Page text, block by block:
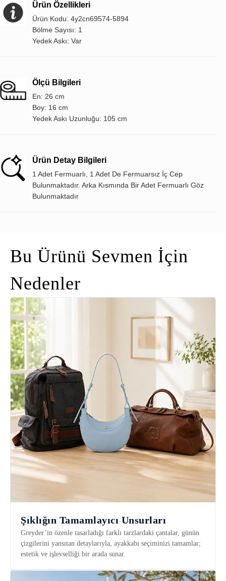
Ürün Özellikleri
Ürün Kodu: 4y2cn69574-5894
Bölme Sayısı: 1
Yedek Askı: Var
Ölçü Bilgileri
En: 26 cm
Boy: 16 cm
Yedek Askı Uzunluğu: 105 cm
Ürün Detay Bilgileri
1 Adet Fermuarlı, 1 Adet De Fermuarsız İç Cep
Bulunmaktadır. Arka Kısmında Bir Adet Fermuarlı Göz
Bulunmaktadır
Bu Ürünü Sevmen İçin
Nedenler
Şıklığın Tamamlayıcı Unsurları
Greyder’in özenle tasarladığı farklı tarzlardaki çantalar, günün
çizgilerini yansıtan detaylarıyla, ayakkabı seçiminizi tamamlar;
estetik ve işlevselliği bir arada sunar.